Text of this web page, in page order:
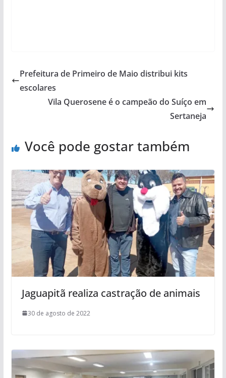
Prefeitura de Primeiro de Maio distribui kits
escolares
Vila Querosene é o campeão do Suíço em
Sertaneja
Você pode gostar também
Jaguapitã realiza castração de animais
30 de agosto de 2022